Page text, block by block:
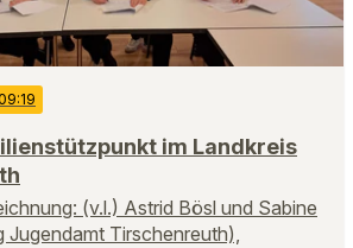
im Landkreis
(v.l.) Astrid Bösl und Sabine
Jugendamt Tirschenreuth),